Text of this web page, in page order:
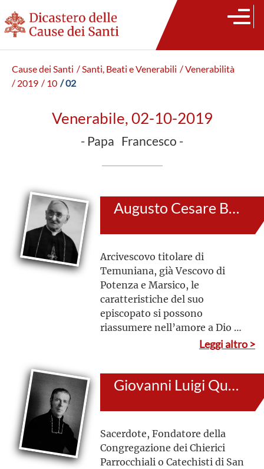
Cause dei Santi / Santi, Beati e Venerabili / Venerabilità
/ 2019 / 10 / 02
Venerabile, 02-10-2019
- Papa Francesco -
Augusto Cesare Bertazzoni
Arcivescovo titolare di
Temuniana, già Vescovo di
Potenza e Marsico, le
caratteristiche del suo
episcopato si possono
riassumere nell’amore a Dio e
al prossimo senza distinzioni,
paterno verso i sacerdoti e i
pastorale
Leggi altro >
Giovanni Luigi Querbes
Sacerdote, Fondatore della
Congregazione dei Chierici
Parrocchiali o Catechisti di San